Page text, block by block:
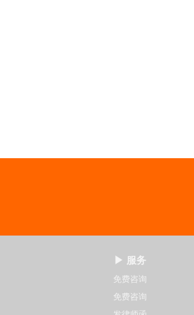
▶ 服务
免费咨询
免费咨询